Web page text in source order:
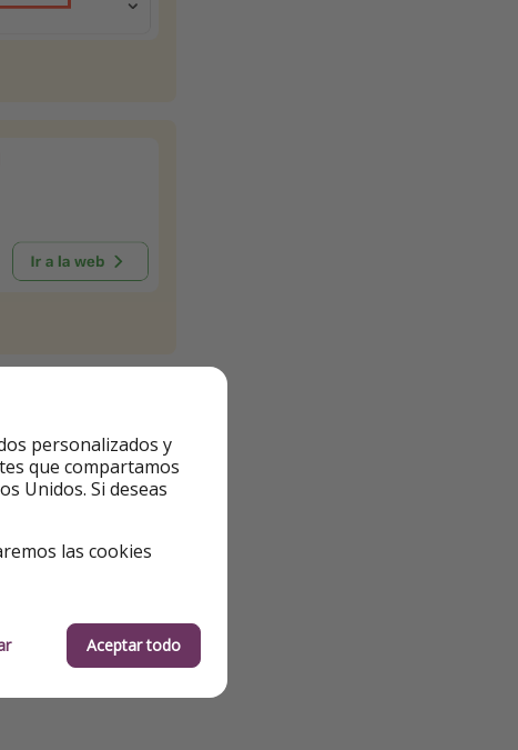
personalizados y
que compartamos
Unidos. Si deseas
las cookies
Aceptar todo